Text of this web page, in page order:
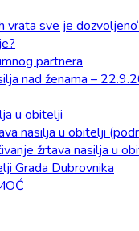
vrata sve je
partnera
nad ženama –
u obitelji
nasilja u obitelji
žrtava nasilja u
Grada Dubrovnika